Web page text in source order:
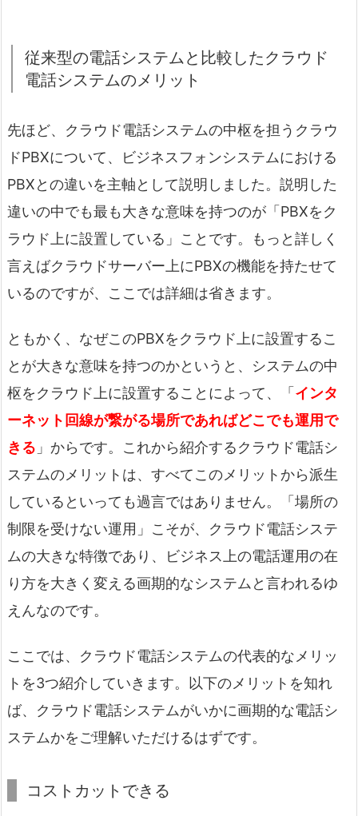
従来型の電話システムと比較したクラウド
電話システムのメリット
先ほど、クラウド電話システムの中枢を担うクラウ
ドPBXについて、ビジネスフォンシステムにおける
PBXとの違いを主軸として説明しました。説明した
違いの中でも最も大きな意味を持つのが「PBXをク
ラウド上に設置している」ことです。もっと詳しく
言えばクラウドサーバー上にPBXの機能を持たせて
いるのですが、ここでは詳細は省きます。
ともかく、なぜこのPBXをクラウド上に設置するこ
とが大きな意味を持つのかというと、システムの中
枢をクラウド上に設置することによって、「 インタ
ーネット回線が繋がる場所であればどこでも運用で
きる 」からです。これから紹介するクラウド電話シ
ステムのメリットは、すべてこのメリットから派生
しているといっても過言ではありません。「場所の
制限を受けない運用」こそが、クラウド電話システ
ムの大きな特徴であり、ビジネス上の電話運用の在
り方を大きく変える画期的なシステムと言われるゆ
えんなのです。
ここでは、クラウド電話システムの代表的なメリッ
トを3つ紹介していきます。以下のメリットを知れ
ば、クラウド電話システムがいかに画期的な電話シ
ステムかをご理解いただけるはずです。
コストカットできる